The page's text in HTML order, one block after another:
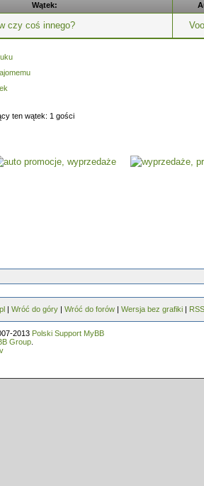
Wątek:
czy coś innego?
ten wątek: 1 gości
| Wróć do góry | Wróć do forów | Wersja bez grafiki | RSS
2013 Polski Support MyBB
Group